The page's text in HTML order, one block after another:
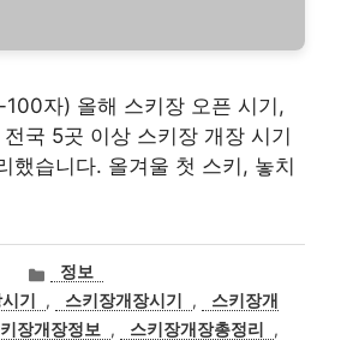
자) 올해 스키장 오픈 시기,
국 5곳 이상 스키장 개장 시기
했습니다. 올겨울 첫 스키, 놓치
카
고
정보
기 , 스키장개장시기 ,
스키장개
장개장정보 , 스키장개장총정리
,